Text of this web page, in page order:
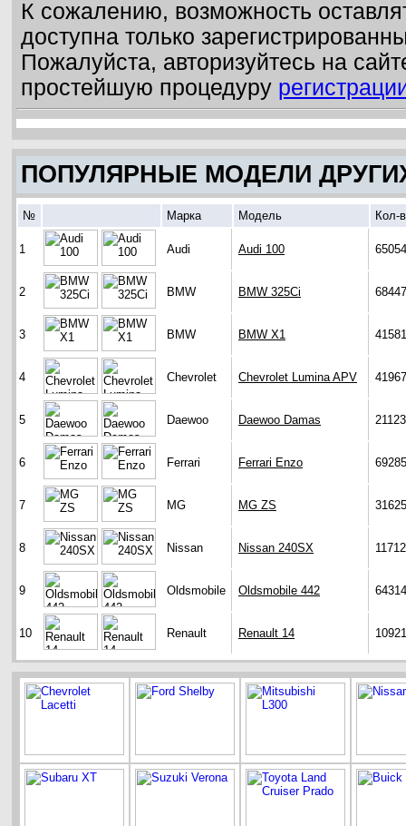
К сожалению, возможность
доступна только
Пожалуйста, авторизуйтесь на
простейшую процедуру
ПОПУЛЯРНЫЕ МОДЕЛИ
№ Марка Модель Кол-
1 Audi Audi 100 65054
2 BMW BMW 325Ci 68447
3 BMW BMW X1 41581
4 Chevrolet Chevrolet Lumina APV 41967
5 Daewoo Daewoo Damas 21123
6 Ferrari Ferrari Enzo 69285
7 MG MG ZS 31625
8 Nissan Nissan 240SX
9 Oldsmobile Oldsmobile 442 64314
10 Renault Renault 14